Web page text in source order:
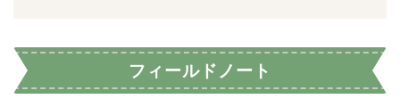
フィールドノート